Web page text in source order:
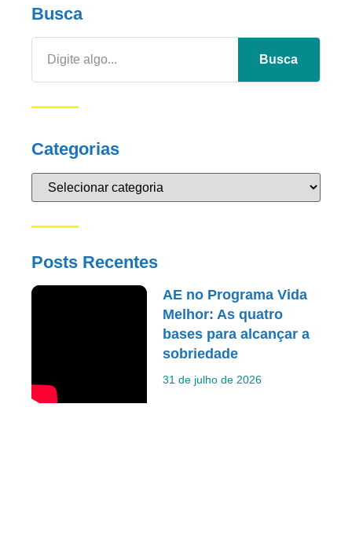
Busca
Busca
Categorias
Posts Recentes
AE no Programa Vida
Melhor: As quatro
bases para alcançar a
sobriedade
31 de julho de 2026